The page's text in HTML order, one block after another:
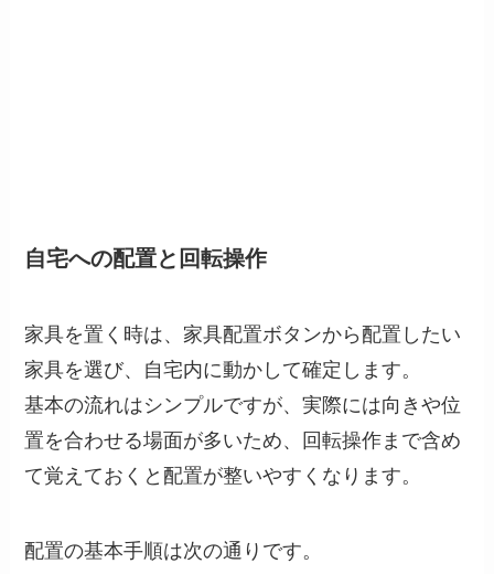
自宅への配置と回転操作
家具を置く時は、家具配置ボタンから配置したい
家具を選び、自宅内に動かして確定します。
基本の流れはシンプルですが、実際には向きや位
置を合わせる場面が多いため、回転操作まで含め
て覚えておくと配置が整いやすくなります。
配置の基本手順は次の通りです。